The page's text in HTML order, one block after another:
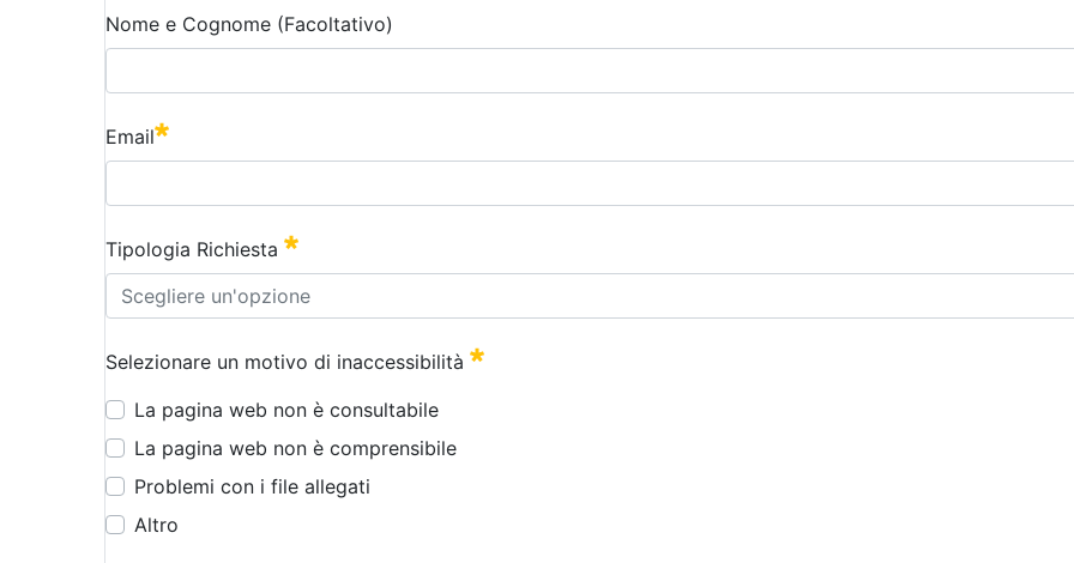
Nome e Cognome (Facoltativo)
/ 280
Email
Tipologia Richiesta
Selezionare un motivo di inaccessibilità
La pagina web non è consultabile
La pagina web non è comprensibile
Problemi con i file allegati
Altro